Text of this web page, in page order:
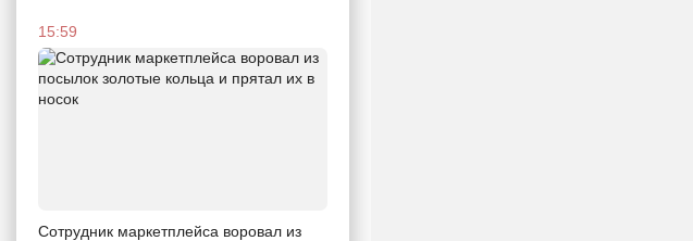
15:59
Сотрудник маркетплейса воровал из